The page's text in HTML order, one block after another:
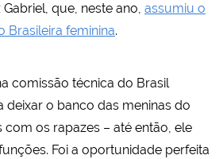
que, neste ano, assumiu o
Brasileira feminina.
comissão técnica do Brasil
deixar o banco das meninas do
com os rapazes – até então, ele
Foi a oportunidade perfeita